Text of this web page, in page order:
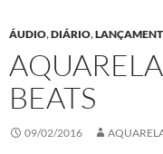
ÁUDIO,DIÁRIO,
BEATS
09/02/2016